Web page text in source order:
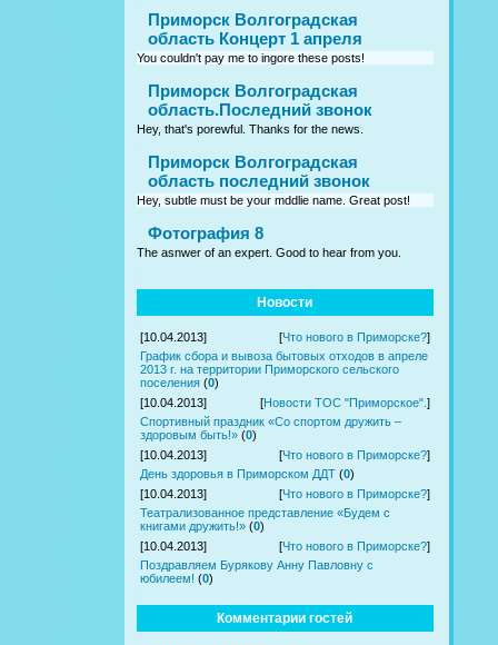
Приморск Волгоградская
область Концерт 1 апреля
You couldn't pay me to ingore these posts!
Приморск Волгоградская
область.Последний звонок
Hey, that's porewful. Thanks for the news.
Приморск Волгоградская
область последний звонок
Hey, subtle must be your mddlie name. Great post!
Фотография 8
The asnwer of an expert. Good to hear from you.
Новости
[10.04.2013] [Что нового в Приморске?]
График сбора и вывоза бытовых отходов в апреле
2013 г. на территории Приморского сельского
поселения (0)
[10.04.2013]
[Новости ТОС "Приморское". ]
Спортивный праздник «Со спортом дружить –
здоровым быть!» (0)
[10.04.2013]
[Что нового в Приморске?]
День здоровья в Приморском ДДТ (0)
[10.04.2013]
[Что нового в Приморске?]
Театрализованное представление «Будем с
книгами дружить!» (0)
[10.04.2013]
[Что нового в Приморске?]
Поздравляем Бурякову Анну Павловну с
юбилеем! (0)
Комментарии гостей